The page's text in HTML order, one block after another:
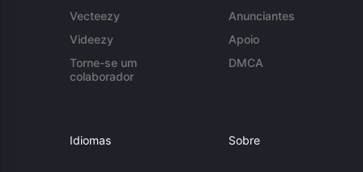
Vecteezy
Videezy
Torne-se um
colaborador
Anunciantes
Apoio
DMCA
Idiomas Sobre